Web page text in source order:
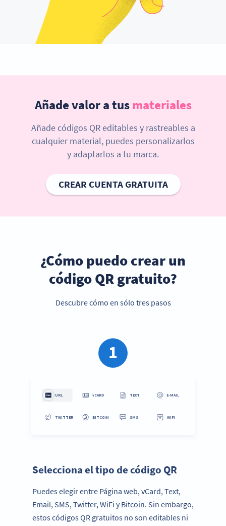
Añade valor a tusmateriales
Añade códigos QR editables y rastreables a
cualquier material, puedes personalizarlos
y adaptarlos a tu marca.
CREAR CUENTA GRATUITA
¿Cómo puedo crear un
código QR gratuito?
Descubre cómo en sólo tres pasos
1
Paso 1:
Selecciona el tipo de código QR
Puedes elegir entre Página web, vCard, Text,
Email, SMS, Twitter, WiFi y Bitcoin. Sin embargo,
estos códigos QR gratuitos no son editables ni